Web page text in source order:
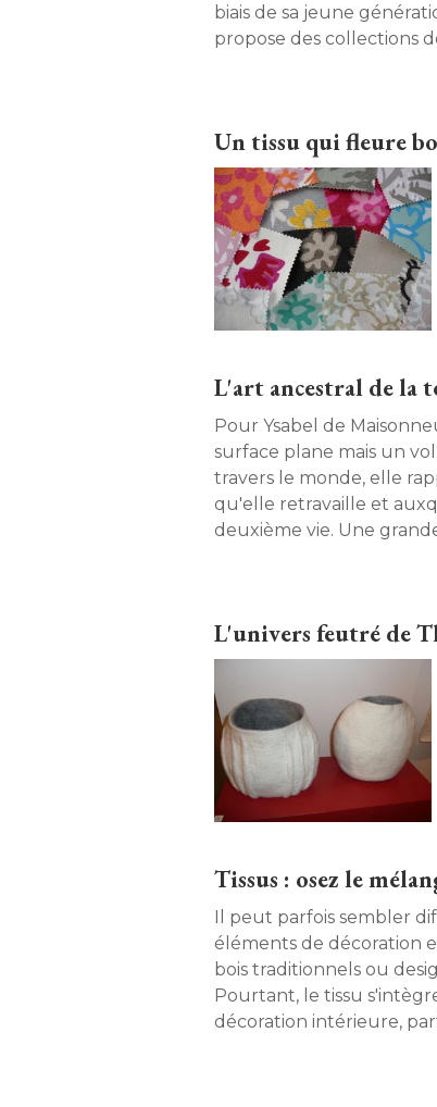
biais de sa jeune
propose des collections
Un tissu qui fleure
L'art ancestral de la
Pour Ysabel de
surface plane mais un
travers le monde, elle
qu'elle retravaille et
deuxième vie. Une
L'univers feutré de
Tissus : osez le
Il peut parfois sembler
éléments de décoration
bois traditionnels ou
Pourtant, le tissu
décoration intérieure,